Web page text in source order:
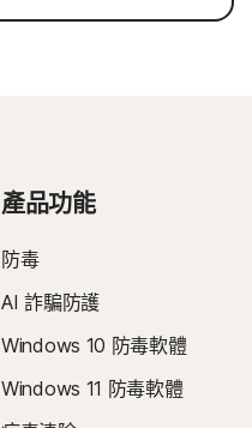
產品功能
防毒
AI 詐騙防護
Windows 10 防毒軟體
Windows 11 防毒軟體